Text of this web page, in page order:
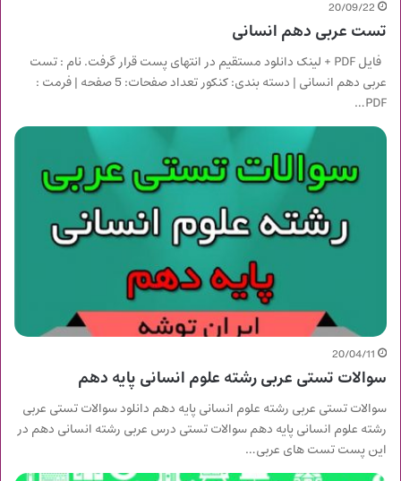
20/09/22
تست عربی دهم انسانی
فایل PDF + لینک دانلود مستقیم در انتهای پست قرار گرفت. نام : تست
عربی دهم انسانی | دسته بندی: کنکور تعداد صفحات: 5 صفحه | فرمت :
PDF…
20/04/11
سوالات تستی عربی رشته علوم انسانی پایه دهم
سوالات تستی عربی رشته علوم انسانی پایه دهم دانلود سوالات تستی عربی
رشته علوم انسانی پایه دهم سوالات تستی درس عربی رشته انسانی دهم در
این پست تست های عربی…